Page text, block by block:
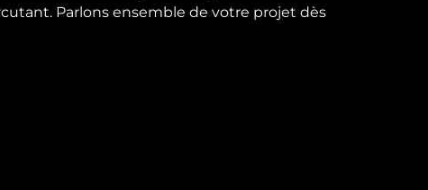
Parlons ensemble de votre projet dès